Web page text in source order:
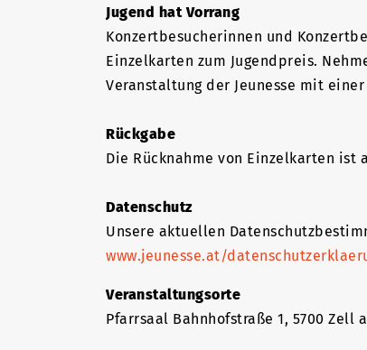
Jugend hat Vorrang
Konzertbesucherinnen und
Einzelkarten zum Jugendpreis.
Veranstaltung der Jeunesse mit
Rückgabe
Die Rücknahme von Einzelkarten ist
Datenschutz
Unsere aktuellen
www.jeunesse.at/
Veranstaltungsorte
Pfarrsaal Bahnhofstraße 1, 5700 Zell